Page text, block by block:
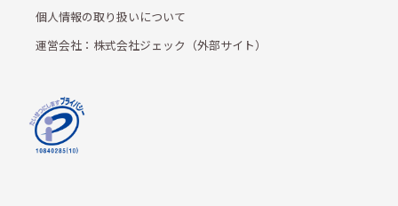
個人情報の取り扱いについて
運営会社：株式会社ジェック（外部サイト）